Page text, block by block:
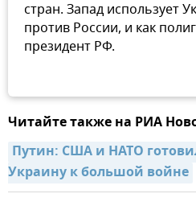
стран. Запад использует
против России, и как
президент РФ.
Читайте также на РИА
Путин: США и НАТО
Украину к большой войне